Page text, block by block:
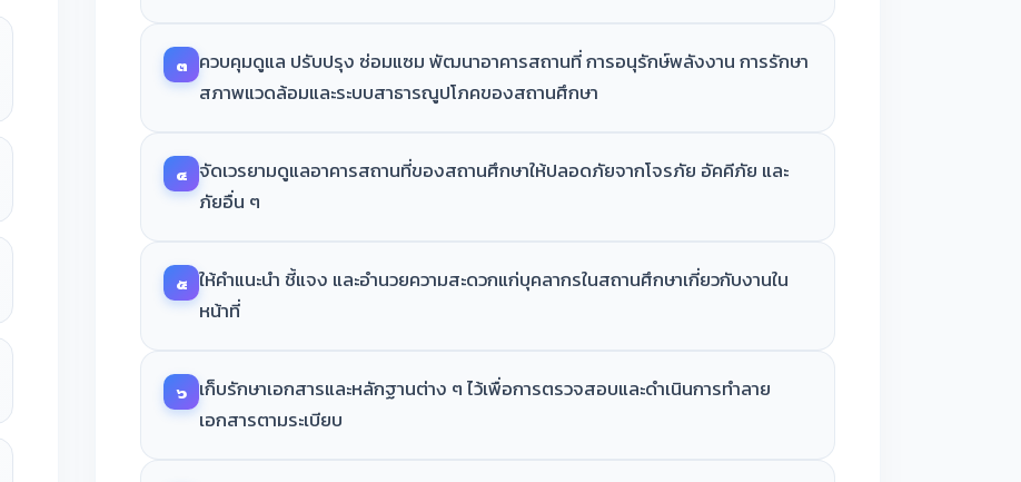
๓ ควบคุมดูแล ปรับปรุง ซ่อมแซม พัฒนาอาคารสถานที่ การอนุรักษ์พลังงาน การรักษา
สภาพแวดล้อมและระบบสาธารณูปโภคของสถานศึกษา
๔ จัดเวรยามดูแลอาคารสถานที่ของสถานศึกษาให้ปลอดภัยจากโจรภัย อัคคีภัย และ
ภัยอื่น ๆ
๕ ให้คำแนะนำ ชี้แจง และอำนวยความสะดวกแก่บุคลากรในสถานศึกษาเกี่ยวกับงานใน
หน้าที่
๖ เก็บรักษาเอกสารและหลักฐานต่าง ๆ ไว้เพื่อการตรวจสอบและดำเนินการทำลาย
เอกสารตามระเบียบ